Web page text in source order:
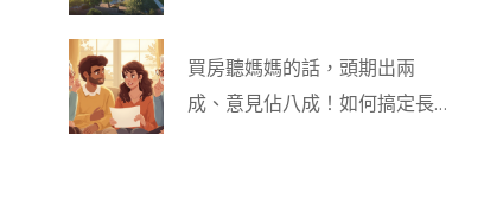
買房聽媽媽的話，頭期出兩
成、意見佔八成！如何搞定長